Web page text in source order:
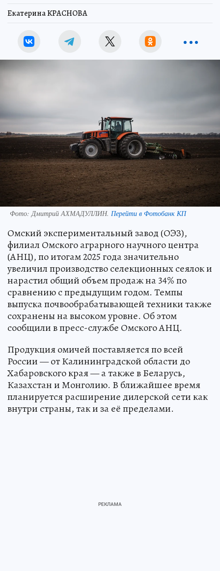
Екатерина КРАСНОВА
Фото: Дмитрий АХМАДУЛЛИН. Перейти в Фотобанк КП
Омский экспериментальный завод (ОЭЗ),
филиал Омского аграрного научного центра
(АНЦ), по итогам 2025 года значительно
увеличил производство селекционных сеялок и
нарастил общий объем продаж на 34% по
сравнению с предыдущим годом. Темпы
выпуска почвообрабатывающей техники также
сохранены на высоком уровне. Об этом
сообщили в пресс-службе Омского АНЦ.
Продукция омичей поставляется по всей
России — от Калининградской области до
Хабаровского края — а также в Беларусь,
Казахстан и Монголию. В ближайшее время
планируется расширение дилерской сети как
внутри страны, так и за её пределами.